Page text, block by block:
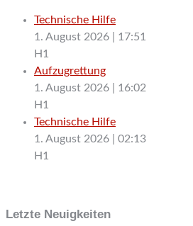
Technische Hilfe
1. August 2026
17:51
H1
Aufzugrettung
1. August 2026
16:02
H1
Technische Hilfe
1. August 2026
02:13
H1
Letzte Neuigkeiten